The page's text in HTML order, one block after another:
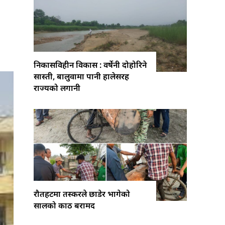
निकासविहीन विकास : वर्षेनी दोहोरिने
सास्ती, बालुवामा पानी हालेसरह
राज्यको लगानी
रौतहटमा तस्करले छाडेर भागेको
सालको काठ बरामद